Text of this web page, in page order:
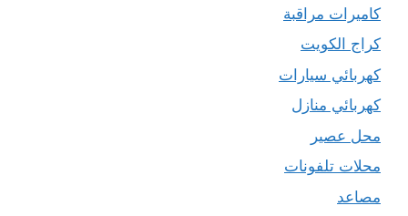
كاميرات مراقبة
كراج الكويت
كهربائي سيارات
كهربائي منازل
محل عصير
محلات تلفونات
مصاعد